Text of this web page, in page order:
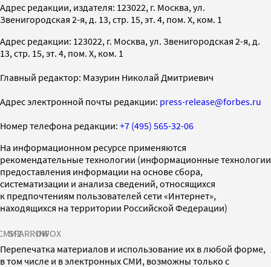
Адрес редакции, издателя: 123022, г. Москва, ул.
Звенигородская 2-я, д. 13, стр. 15, эт. 4, пом. X, ком. 1
Адрес редакции: 123022, г. Москва, ул. Звенигородская 2-я, д.
13, стр. 15, эт. 4, пом. X, ком. 1
Главный редактор: Мазурин Николай Дмитриевич
Адрес электронной почты редакции: press-release@forbes.ru
Номер телефона редакции: +7 (495) 565-32-06
На информационном ресурсе применяются
рекомендательные технологии (информационные технологии
предоставления информации на основе сбора,
систематизации и анализа сведений, относящихся
к предпочтениям пользователей сети «Интернет»,
находящихся на территории Российской Федерации)
SPARROWINFOX
Перепечатка материалов и использование их в любой форме,
в том числе и в электронных СМИ, возможны только с